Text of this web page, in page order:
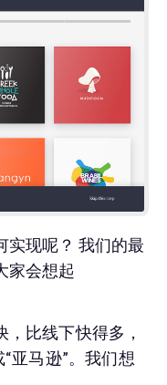
实现呢？ 我们的最
家会想起
比线下快得多，
亚马逊”。我们想